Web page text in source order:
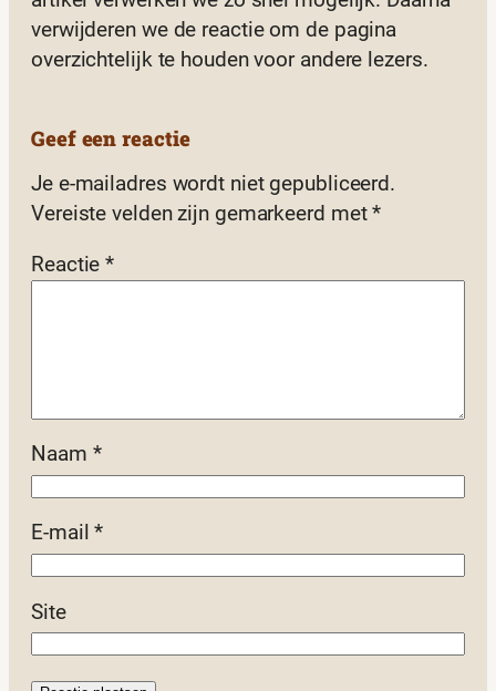
verwijderen we de reactie om de pagina
overzichtelijk te houden voor andere lezers.
Geef een reactie
Je e-mailadres wordt niet gepubliceerd.
Vereiste velden zijn gemarkeerd met*
Reactie*
Naam *
E-mail*
Site